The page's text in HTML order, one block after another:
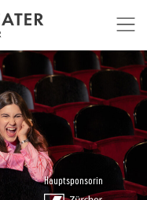
Hauptsponsorin